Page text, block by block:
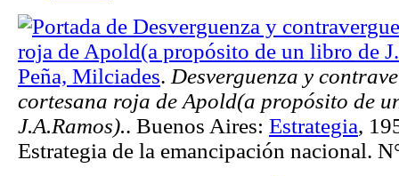
Peña, Milciades. Desverguenza y
cortesana roja de Apold(a propósito de
J.A.Ramos).. Buenos Aires: Estrategia,
Estrategia de la emancipación nacional.